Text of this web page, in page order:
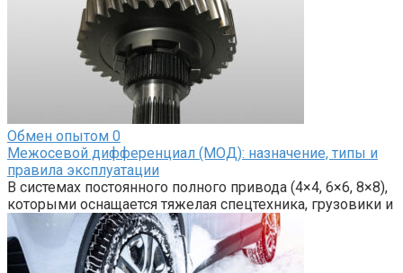
Обмен опытом 0
Межосевой дифференциал (МОД): назначение, типы и
правила эксплуатации
В системах постоянного полного привода (4×4, 6×6, 8×8),
которыми оснащается тяжелая спецтехника, грузовики и